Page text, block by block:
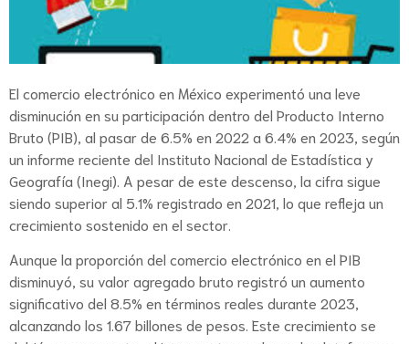
El comercio electrónico en México experimentó una leve
disminución en su participación dentro del Producto Interno
Bruto (PIB), al pasar de 6.5% en 2022 a 6.4% en 2023, según
un informe reciente del Instituto Nacional de Estadística y
Geografía (Inegi). A pesar de este descenso, la cifra sigue
siendo superior al 5.1% registrado en 2021, lo que refleja un
crecimiento sostenido en el sector.
Aunque la proporción del comercio electrónico en el PIB
disminuyó, su valor agregado bruto registró un aumento
significativo del 8.5% en términos reales durante 2023,
alcanzando los 1.67 billones de pesos. Este crecimiento se